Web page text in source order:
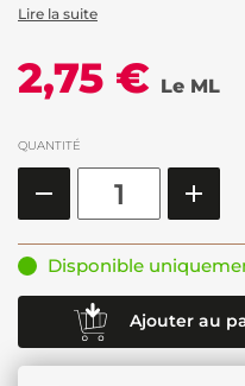
Lire la suite
2,75 € Le ML
QUANTITÉ
Disponible
Ajouter au